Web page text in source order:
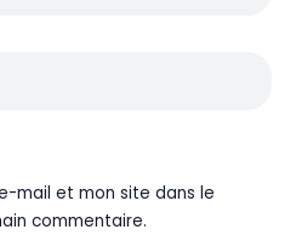
mail et mon site dans le
commentaire.